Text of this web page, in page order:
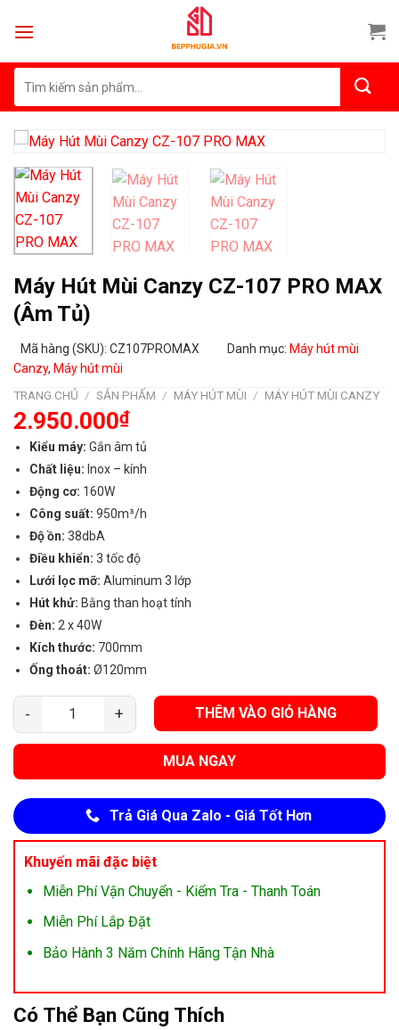
kiếm:
Máy Hút Mùi Canzy CZ-107 PRO MAX
(Âm Tủ)
Mã hàng (SKU): CZ107PROMAX Danh mục: Máy hút mùi
Canzy, Máy hút mùi
TRANG CHỦ / SẢN PHẨM / MÁY HÚT MÙI / MÁY HÚT MÙI CANZY
2.950.000₫
Kiểu máy: Gắn âm tủ
Chất liệu: Inox – kính
Động cơ: 160W
Công suất: 950m³/h
Độ ồn: 38dbA
Điều khiển: 3 tốc độ
Lưới lọc mỡ: Aluminum 3 lớp
Hút khử: Bằng than hoạt tính
Đèn: 2 x 40W
Kích thước: 700mm
Ống thoát: Ø120mm
Máy Hút Mùi Canzy CZ-107 PRO MAX (Âm Tủ) số lượng
THÊM VÀO GIỎ HÀNG
MUA NGAY
Trả Giá Qua Zalo - Giá Tốt Hơn
Khuyến mãi đặc biệt
Miễn Phí Vận Chuyển - Kiểm Tra - Thanh Toán
Miễn Phí Lắp Đặt
Bảo Hành 3 Năm Chính Hãng Tận Nhà
Có Thể Bạn Cũng Thích